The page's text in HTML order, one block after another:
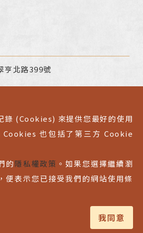
亨北路399號
公司/曜順企業股份有限公司 ©
錄 (Cookies) 來提供您最好的使用
Cookies 也包括了第三方 Cookie
的隱私權政策 。如果您選擇繼續瀏
便表示您已接受我們的網站使用條
我同意